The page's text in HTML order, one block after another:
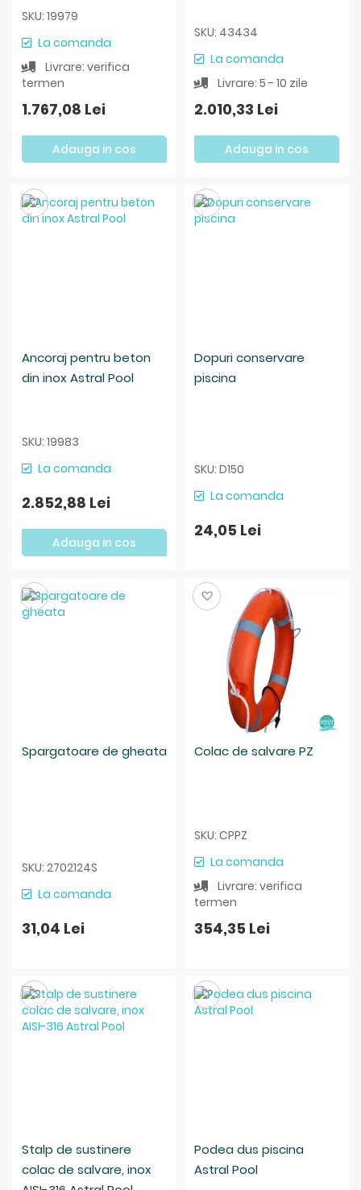
SKU: 19979
La comanda
Livrare: verifica
termen
1.767,08 Lei
Adauga in cos
SKU: 43434
La comanda
Livrare: 5 - 10 zile
2.010,33 Lei
Adauga in cos
Ancoraj pentru beton
din inox Astral Pool
SKU: 19983
La comanda
2.852,88 Lei
Adauga in cos
Salveaza
Dopuri conservare
piscina
SKU: D150
La comanda
24,05 Lei
Salveaza
Spargatoare de gheata
SKU: 2702124S
La comanda
31,04 Lei
Salveaza
Colac de salvare PZ
SKU: CPPZ
La comanda
Livrare: verifica
termen
354,35 Lei
Salveaza
Stalp de sustinere
colac de salvare, inox
Salveaza
Podea dus piscina
Astral Pool
Salveaza